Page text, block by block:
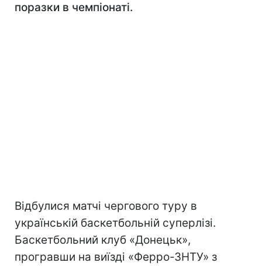
поразки в чемпіонаті.
Відбулися матчі чергового туру в
українській баскетбольній суперлізі.
Баскетбольний клуб «Донецьк»,
програвши на виїзді «Ферро-ЗНТУ» з